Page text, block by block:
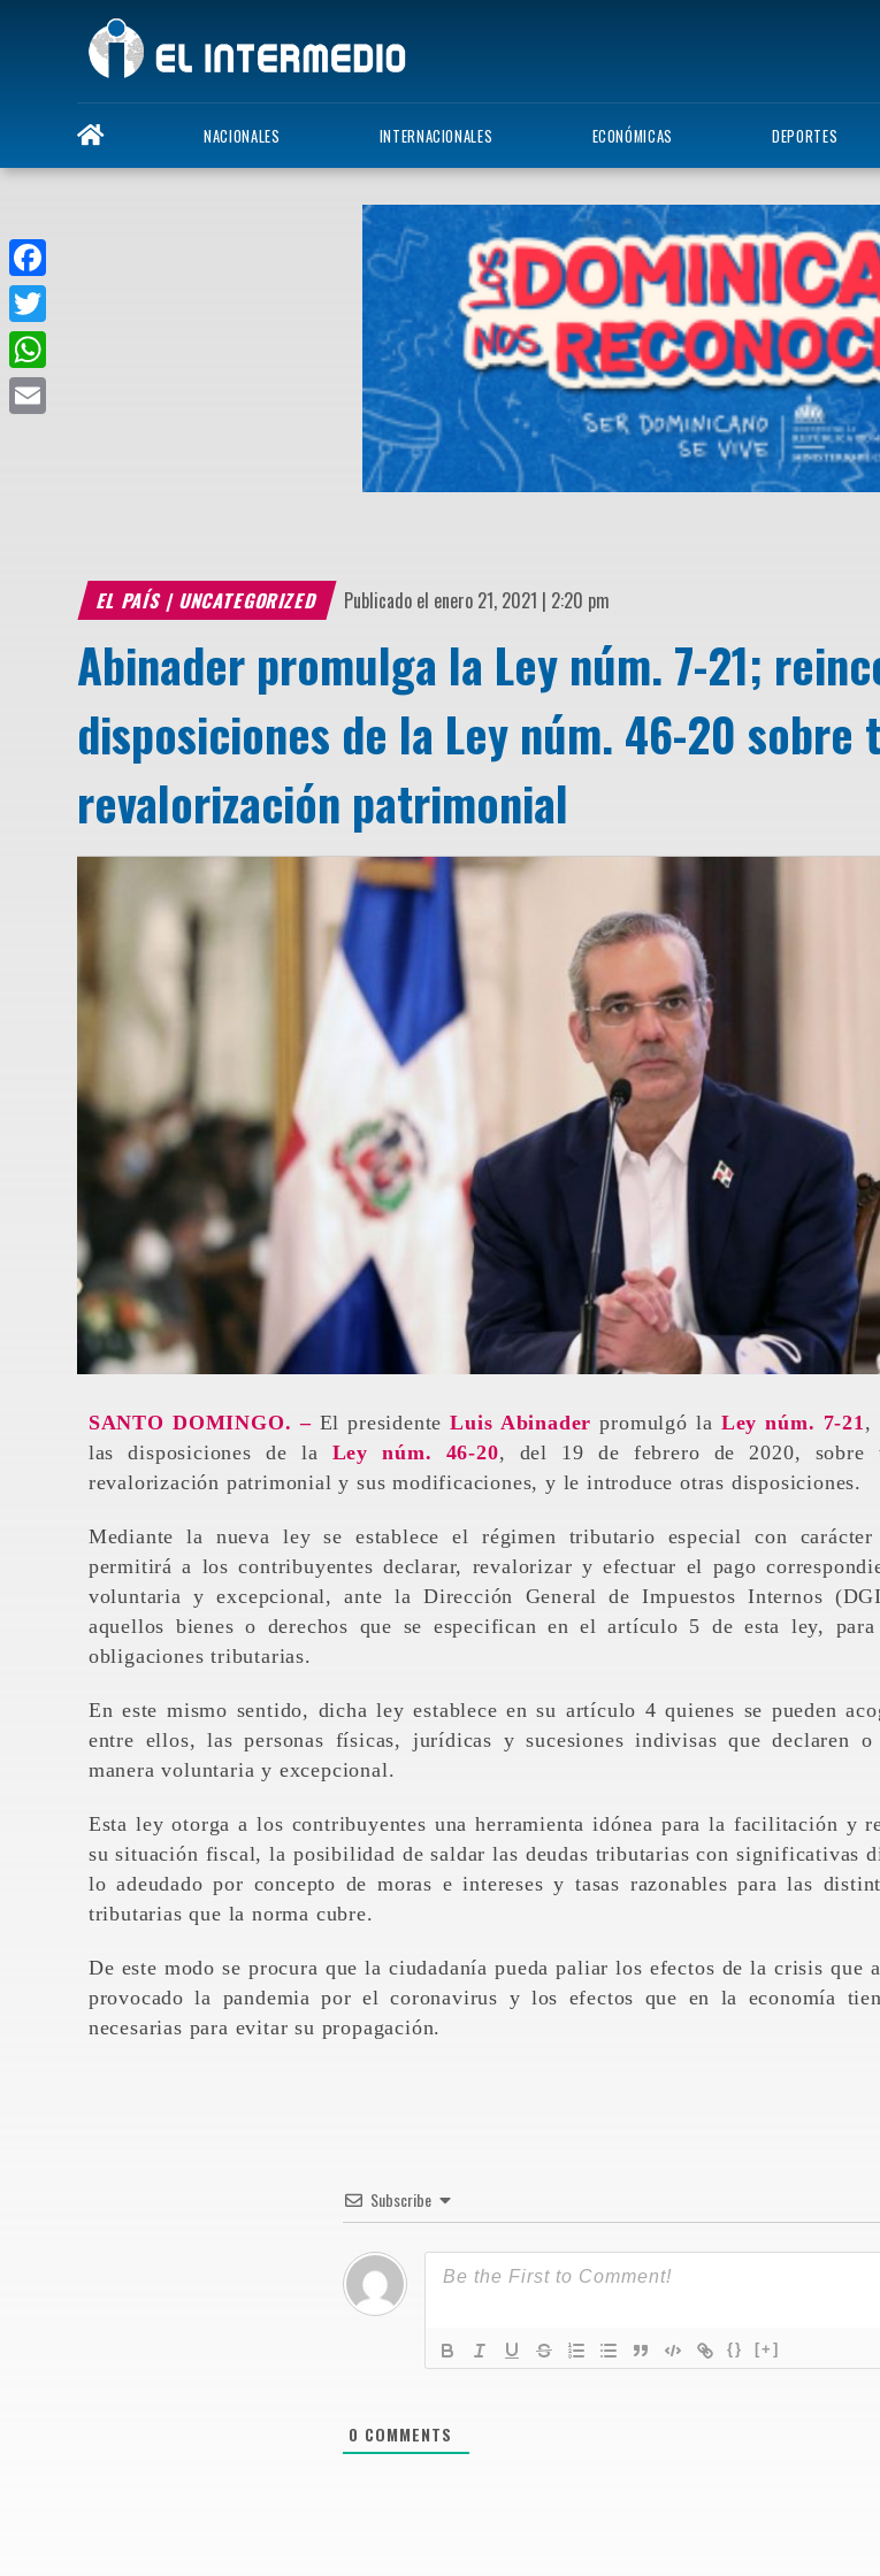
NACIONALES INTERNACIONALES ECONÓMICAS DEPORTES
EL PAÍS | UNCATEGORIZED Publicado el enero 21, 2021 | 2:20 pm
Abinader promulga la Ley núm. 7-21;
disposiciones de la Ley núm. 46-20 sobre
revalorización patrimonial
SANTO DOMINGO. –El presidenteLuis Abinader promulgó la Ley núm. 7-21,
las disposiciones de la Ley núm. 46-20, del 19 de febrero de 2020, sobre
revalorización patrimonial y sus modificaciones, y le introduce otras disposiciones.
Mediante la nueva ley se establece el régimen tributario especial con
permitirá a los contribuyentes declarar, revalorizar y efectuar el pago
voluntaria y excepcional, ante la Dirección General de Impuestos Internos
aquellos bienes o derechos que se especifican en el artículo 5 de esta ley, para
obligaciones tributarias.
En este mismo sentido, dicha ley establece en su artículo 4 quienes se pueden
entre ellos, las personas físicas, jurídicas y sucesiones indivisas que declaren o
manera voluntaria y excepcional.
Esta ley otorga a los contribuyentes una herramienta idónea para la facilitación y
su situación fiscal, la posibilidad de saldar las deudas tributarias con significativas
lo adeudado por concepto de moras e intereses y tasas razonables para las
tributarias que la norma cubre.
De este modo se procura que la ciudadanía pueda paliar los efectos de la crisis que
provocado la pandemia por el coronavirus y los efectos que en la economía
necesarias para evitar su propagación.
Subscribe
{} [+]
0 COMMENTS
Facebook
Twitter
WhatsApp